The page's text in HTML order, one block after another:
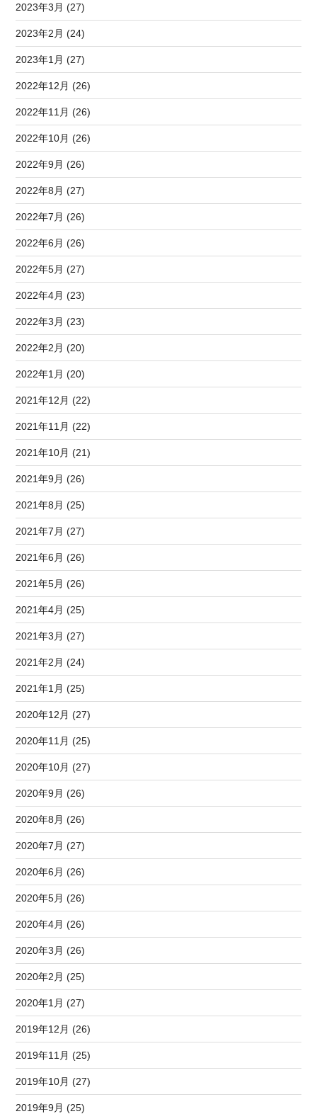
2023年3月 (27)
2023年2月 (24)
2023年1月 (27)
2022年12月 (26)
2022年11月 (26)
2022年10月 (26)
2022年9月 (26)
2022年8月 (27)
2022年7月 (26)
2022年6月 (26)
2022年5月 (27)
2022年4月 (23)
2022年3月 (23)
2022年2月 (20)
2022年1月 (20)
2021年12月 (22)
2021年11月 (22)
2021年10月 (21)
2021年9月 (26)
2021年8月 (25)
2021年7月 (27)
2021年6月 (26)
2021年5月 (26)
2021年4月 (25)
2021年3月 (27)
2021年2月 (24)
2021年1月 (25)
2020年12月 (27)
2020年11月 (25)
2020年10月 (27)
2020年9月 (26)
2020年8月 (26)
2020年7月 (27)
2020年6月 (26)
2020年5月 (26)
2020年4月 (26)
2020年3月 (26)
2020年2月 (25)
2020年1月 (27)
2019年12月 (26)
2019年11月 (25)
2019年10月 (27)
2019年9月 (25)